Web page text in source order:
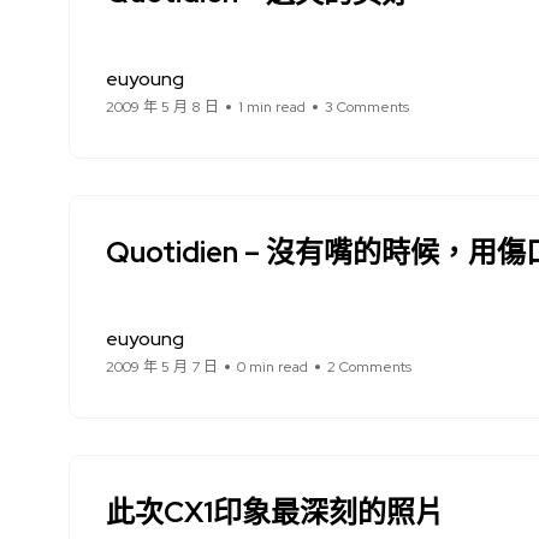
euyoung
2009 年 5 月 8 日 1 min read 3 Comments
Quotidien – 沒有嘴的時候，用傷
euyoung
2009 年 5 月 7 日 0 min read 2 Comments
此次CX1印象最深刻的照片